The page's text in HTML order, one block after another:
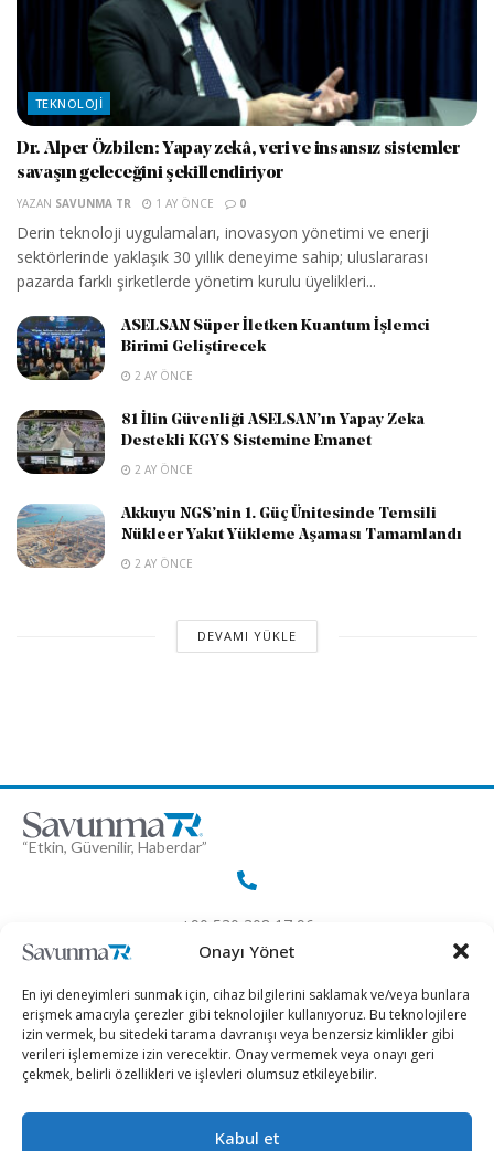
Onayı Yönet
En iyi deneyimleri sunmak için, cihaz bilgilerini saklamak ve/veya bunlara
erişmek amacıyla çerezler gibi teknolojiler kullanıyoruz. Bu teknolojilere
izin vermek, bu sitedeki tarama davranışı veya benzersiz kimlikler gibi
verileri işlememize izin verecektir. Onay vermemek veya onayı geri
çekmek, belirli özellikleri ve işlevleri olumsuz etkileyebilir.
Kabul et
TEKNOLOJI
Dr. Alper Özbilen: Yapay zekâ, veri ve insansız sistemler
savaşın geleceğini şekillendiriyor
YAZAN SAVUNMA TR 1 AY ÖNCE 0
Derin teknoloji uygulamaları, inovasyon yönetimi ve enerji
sektörlerinde yaklaşık 30 yıllık deneyime sahip; uluslararası
pazarda farklı şirketlerde yönetim kurulu üyelikleri...
ASELSAN Süper İletken Kuantum İşlemci
Birimi Geliştirecek
2 AY ÖNCE
81 İlin Güvenliği ASELSAN’ın Yapay Zeka
Destekli KGYS Sistemine Emanet
2 AY ÖNCE
Akkuyu NGS’nin 1. Güç Ünitesinde Temsili
Nükleer Yakıt Yükleme Aşaması Tamamlandı
2 AY ÖNCE
DEVAMI YÜKLE
“Etkin, Güvenilir, Haberdar”
+90 530 308 17 96
iletisim@savunmatr.com